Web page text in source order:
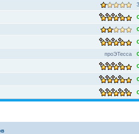
проЭТесса